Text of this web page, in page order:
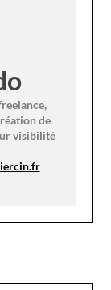
de
visibilité